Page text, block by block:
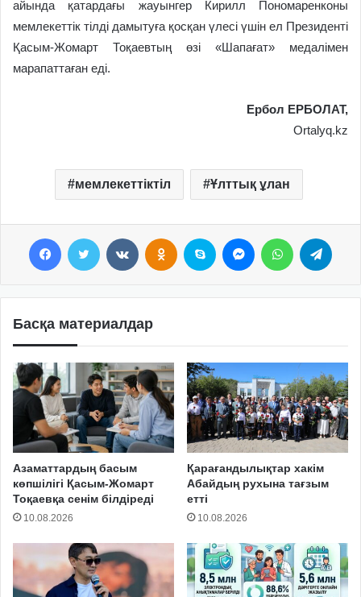
айында қатардағы жауынгер Кирилл Пономаренконы
мемлекеттік тілді дамытуға қосқан үлесі үшін ел Президенті
Қасым-Жомарт Тоқаевтың өзі «Шапағат» медалімен
марапаттаған еді.
Ербол ЕРБОЛАТ,
Ortalyq.kz
мемлекеттіктіл Ұлттық ұлан
Басқа материалдар
Азаматтардың басым
көпшілігі Қасым-Жомарт
Тоқаевқа сенім білдіреді
10.08.2026
Қарағандылықтар хакім
Абайдың рухына тағзым
етті
10.08.2026